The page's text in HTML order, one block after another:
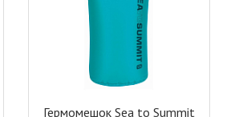
Гермомешок Sea to Summit